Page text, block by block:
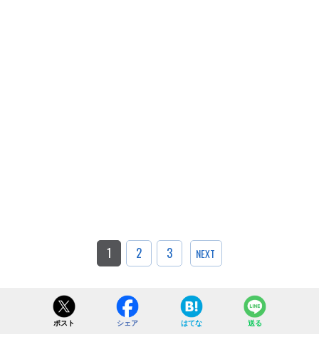
1 2 3 NEXT
ポスト シェア はてな 送る